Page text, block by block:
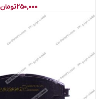
250,000تومان